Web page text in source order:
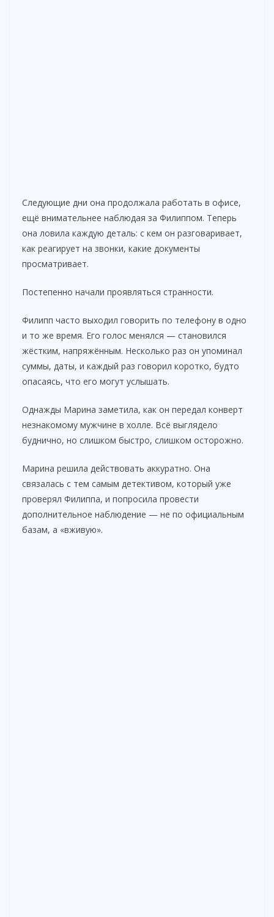
Следующие дни она продолжала работать в офисе,
ещё внимательнее наблюдая за Филиппом. Теперь
она ловила каждую деталь: с кем он разговаривает,
как реагирует на звонки, какие документы
просматривает.
Постепенно начали проявляться странности.
Филипп часто выходил говорить по телефону в одно
и то же время. Его голос менялся — становился
жёстким, напряжённым. Несколько раз он упоминал
суммы, даты, и каждый раз говорил коротко, будто
опасаясь, что его могут услышать.
Однажды Марина заметила, как он передал конверт
незнакомому мужчине в холле. Всё выглядело
буднично, но слишком быстро, слишком осторожно.
Марина решила действовать аккуратно. Она
связалась с тем самым детективом, который уже
проверял Филиппа, и попросила провести
дополнительное наблюдение — не по официальным
базам, а «вживую».